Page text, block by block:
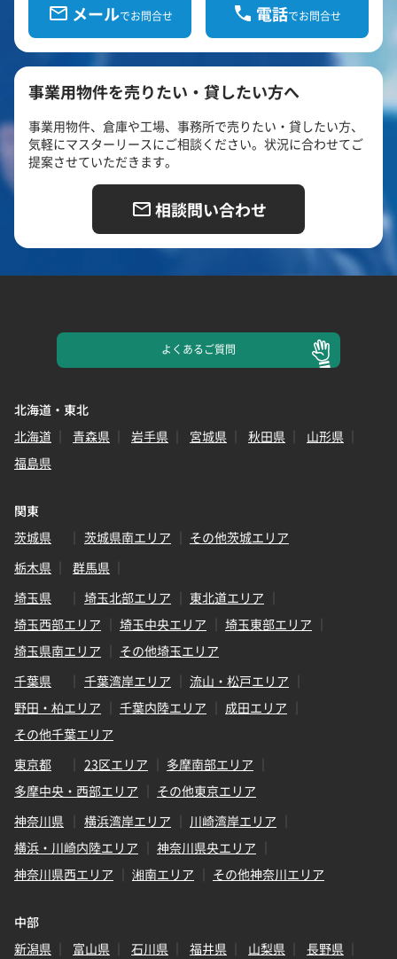
メールでお問合せ 電話でお問合せ
事業用物件を売りたい・貸したい方へ
事業用物件、倉庫や工場、事務所で売りたい・貸したい方、
気軽にマスターリースにご相談ください。状況に合わせてご
提案させていただきます。
相談問い合わせ
よくあるご質問
北海道・東北
北海道
青森県 岩手県 宮城県 秋田県
山形県
福島県
関東
茨城県
茨城県南エリア
その他茨城エリア
栃木県
群馬県
埼玉県
埼玉北部エリア
東北道エリア
埼玉西部エリア
埼玉中央エリア
埼玉東部エリア
埼玉県南エリア
その他埼玉エリア
千葉県
千葉湾岸エリア
流山・松戸エリア
野田・柏エリア
千葉内陸エリア
成田エリア
その他千葉エリア
東京都
23区エリア
多摩南部エリア
多摩中央・西部エリア
その他東京エリア
神奈川県
横浜湾岸エリア
川崎湾岸エリア
横浜・川崎内陸エリア
神奈川県央エリア
神奈川県西エリア
湘南エリア その他神奈川エリア
中部
新潟県
富山県 石川県 福井県 山梨県
長野県